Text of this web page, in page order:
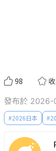
98
發布於
#2026日本 #